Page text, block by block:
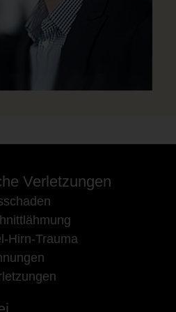
Verletzungen
Hirn-Trauma